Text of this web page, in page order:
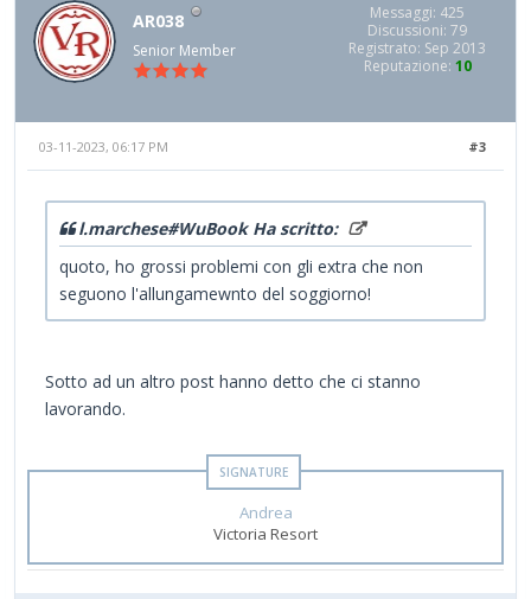
AR038
Senior Member
Messaggi: 425
Discussioni: 79
Registrato: Sep 2013
Reputazione: 10
#3
03-11-2023, 06:17 PM
l.marchese#WuBook Ha scritto:
quoto, ho grossi problemi con gli extra che non
seguono l'allungamewnto del soggiorno!
Sotto ad un altro post hanno detto che ci stanno
lavorando.
Andrea
Victoria Resort